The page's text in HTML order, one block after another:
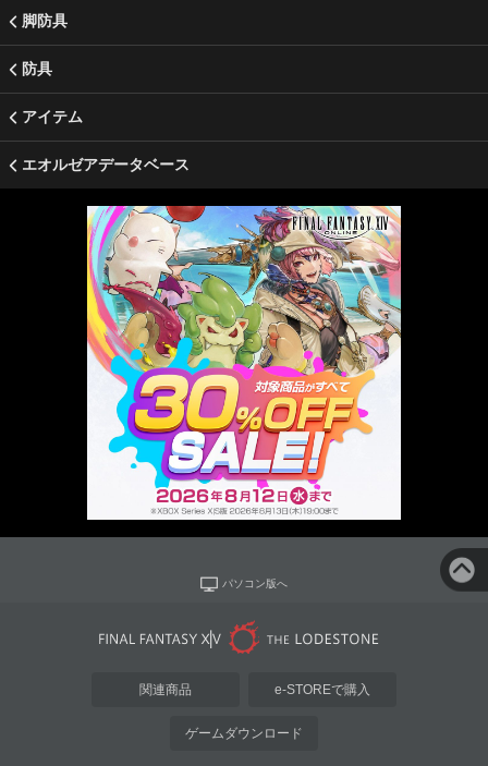
脚防具
防具
アイテム
エオルゼアデータベース
パソコン版へ
関連商品 e-STOREで購入
ゲームダウンロード